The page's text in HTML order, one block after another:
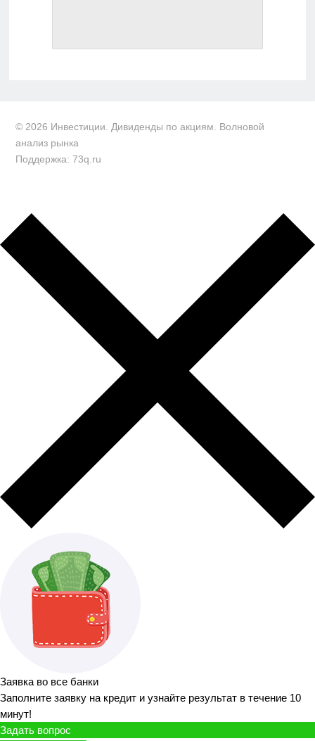
© 2026 Инвестиции. Дивиденды по акциям. Волновой
анализ рынка
Поддержка: 73q.ru
Заявка во все банки
Заполните заявку на кредит и узнайте результат в течение 10
минут!
Задать вопрос